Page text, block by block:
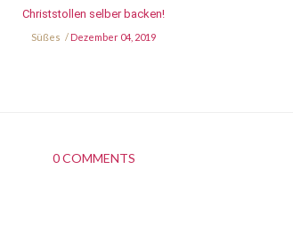
Christstollen selber backen!
Süßes Dezember 04, 2019
0 COMMENTS